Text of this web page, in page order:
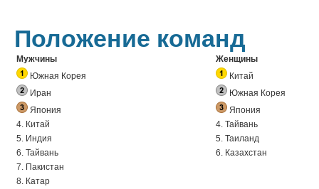
Положение команд
Мужчины
Женщины
Южная Корея
Китай
Иран
Южная Корея
Япония
Япония
4. Китай
4. Тайвань
5. Индия
5. Таиланд
6. Тайвань
6. Казахстан
7. Пакистан
8. Катар